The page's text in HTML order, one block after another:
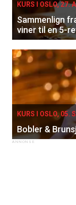
KURS I OSLO, 27.
Sammenlign
viner til en 5-
KURS I OSLO, 05.
Bobler &